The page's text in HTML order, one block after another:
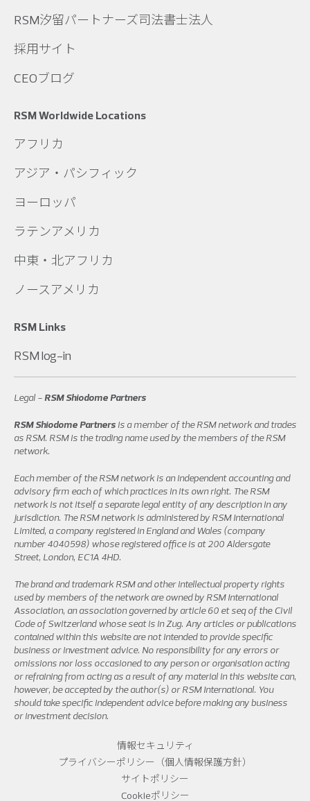
RSM汐留パートナーズ司法書士法人
採用サイト
CEOブログ
RSM Worldwide Locations
アフリカ
アジア・パシフィック
ヨーロッパ
ラテンアメリカ
中東・北アフリカ
ノースアメリカ
RSM Links
RSM log-in
Legal -RSM Shiodome Partners
RSM Shiodome Partners is a member of the RSM network and trades
as RSM. RSM is the trading name used by the members of the RSM
network.
Each member of the RSM network is an independent accounting and
advisory firm each of which practices in its own right. The RSM
network is not itself a separate legal entity of any description in any
jurisdiction. The RSM network is administered by RSM International
Limited, a company registered in England and Wales (company
number 4040598) whose registered office is at 200 Aldersgate
Street, London, EC1A 4HD.
The brand and trademark RSM and other intellectual property rights
used by members of the network are owned by RSM International
Association, an association governed by article 60 et seq of the Civil
Code of Switzerland whose seat is in Zug. Any articles or publications
contained within this website are not intended to provide specific
business or investment advice. No responsibility for any errors or
omissions nor loss occasioned to any person or organisation acting
or refraining from acting as a result of any material in this website can,
however, be accepted by the author(s) or RSM International. You
should take specific independent advice before making any business
or investment decision.
情報セキュリティ
プライバシーポリシー（個人情報保護方針）
サイトポリシー
Cookieポリシー